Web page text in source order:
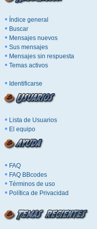
Índice general
Buscar
Mensajes nuevos
Sus mensajes
Mensajes sin respuesta
Temas activos
Identificarse
Lista de Usuarios
El equipo
FAQ
FAQ BBcodes
Términos de uso
Política de Privacidad